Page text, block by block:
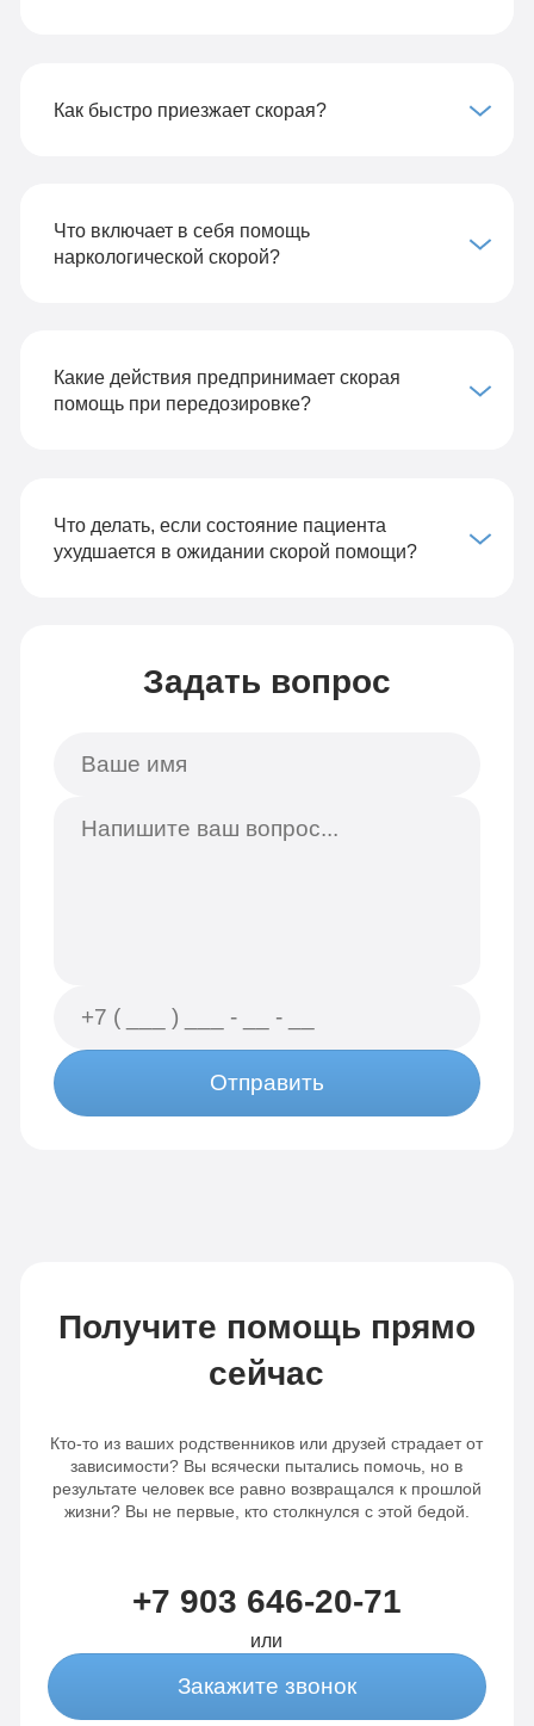
Как быстро приезжает скорая?
Что включает в себя помощь
наркологической скорой?
Какие действия предпринимает скорая
помощь при передозировке?
Что делать, если состояние пациента
ухудшается в ожидании скорой помощи?
Задать вопрос
Отправить
Получите помощь прямо
сейчас
Кто-то из ваших родственников или друзей страдает от
зависимости? Вы всячески пытались помочь, но в
результате человек все равно возвращался к прошлой
жизни? Вы не первые, кто столкнулся с этой бедой.
+7 903 646-20-71
или
Закажите звонок